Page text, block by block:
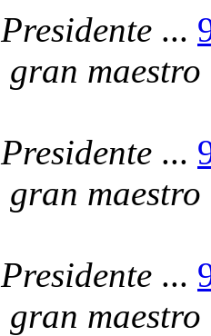
Presidente ...
gran
Presidente ...
gran
Presidente ...
gran